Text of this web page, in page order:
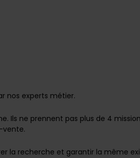
nos experts métier.
Ils ne prennent pas plus de 4
vente.
la recherche et garantir la même